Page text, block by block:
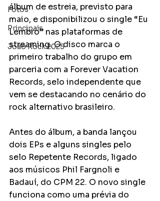
Fotos
Principais
João Rock 2025
álbum de estreia, previsto para
maio, e disponibilizou o single “Eu
Lembro” nas plataformas de
streaming. O disco marca o
primeiro trabalho do grupo em
parceria com a Forever Vacation
Records, selo independente que
vem se destacando no cenário do
rock alternativo brasileiro.
Antes do álbum, a banda lançou
dois EPs e alguns singles pelo
selo Repetente Records, ligado
aos músicos Phil Fargnoli e
Badauí, do CPM 22. O novo single
funciona como uma prévia do